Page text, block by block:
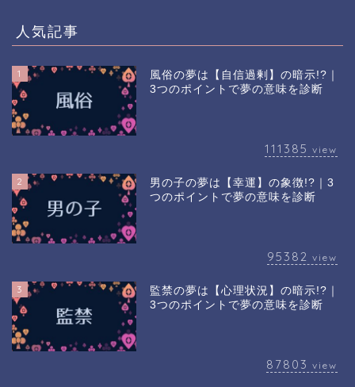
人気記事
1
風俗の夢は【自信過剰】の暗示!?｜
3つのポイントで夢の意味を診断
111385 view
2
男の子の夢は【幸運】の象徴!?｜3
つのポイントで夢の意味を診断
95382 view
3
監禁の夢は【心理状況】の暗示!?｜
3つのポイントで夢の意味を診断
87803 view